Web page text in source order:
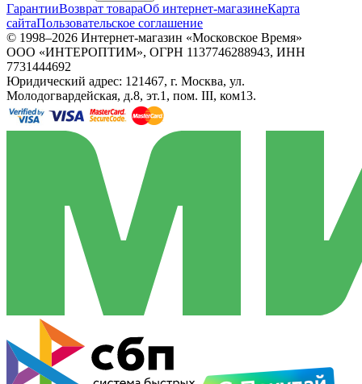
ГарантииВозврат товараОб интернет-магазинеКарта
сайтаПользовательское соглашение
© 1998–2026 Интернет-магазин «Московское Время»
ООО «ИНТЕРОПТИМ», ОГРН 1137746288943, ИНН
7731444692
Юридический адрес: 121467, г. Москва, ул.
Молодогвардейская, д.8, эт.1, пом. III, ком13.